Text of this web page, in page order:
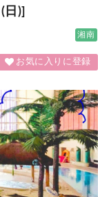
日)]
湘南
お気に入りに登録